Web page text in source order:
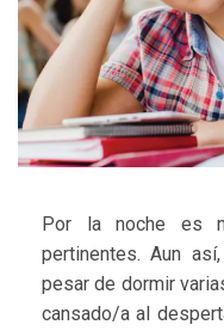
Por la noche es
pertinentes. Aun
pesar de dormir
cansado/a al